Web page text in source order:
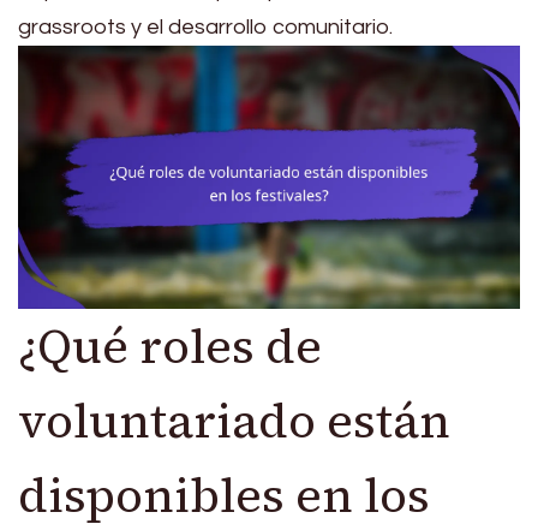
grassroots y el desarrollo comunitario.
¿Qué roles de
voluntariado están
disponibles en los